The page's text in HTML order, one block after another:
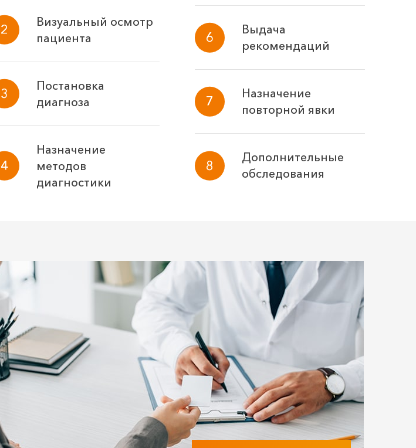
Визуальный осмотр
пациента
Постановка
диагноза
Назначение
методов
диагностики
Выдача
рекомендаций
Назначение
повторной явки
Дополнительные
обследования